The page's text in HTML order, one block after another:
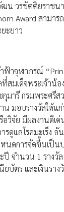
ฒน วรขัตติยราชน
Award สามาร
ะยาว
าฟ้าจุฬาภรณ์
ที่สมเด็จพระเจ้าน้
มารี กรมพระศรี
น มอบรางวัลให้
วิจัย มีผลงานดีเด่
รดูแลโรคมะเร็ง อั
นดการจัดขึ้นเป็น
ปี จำนวน 1 รางวั
ยบัตร และเงินรา